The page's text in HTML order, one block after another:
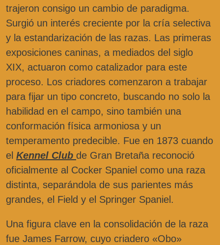
trajeron consigo un cambio de paradigma.
Surgió un interés creciente por la cría selectiva
y la estandarización de las razas. Las primeras
exposiciones caninas, a mediados del siglo
XIX, actuaron como catalizador para este
proceso. Los criadores comenzaron a trabajar
para fijar un tipo concreto, buscando no solo la
habilidad en el campo, sino también una
conformación física armoniosa y un
temperamento predecible. Fue en 1873 cuando
el Kennel Club de Gran Bretaña reconoció
oficialmente al Cocker Spaniel como una raza
distinta, separándola de sus parientes más
grandes, el Field y el Springer Spaniel.
Una figura clave en la consolidación de la raza
fue James Farrow, cuyo criadero «Obo»